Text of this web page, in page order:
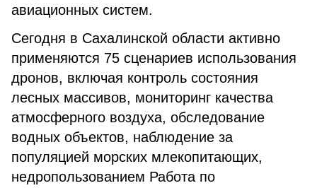
авиационных систем.
Сегодня в Сахалинской области активно
применяются 75 сценариев использования
дронов, включая контроль состояния
лесных массивов, мониторинг качества
атмосферного воздуха, обследование
водных объектов, наблюдение за
популяцией морских млекопитающих,
недропользованием Работа по